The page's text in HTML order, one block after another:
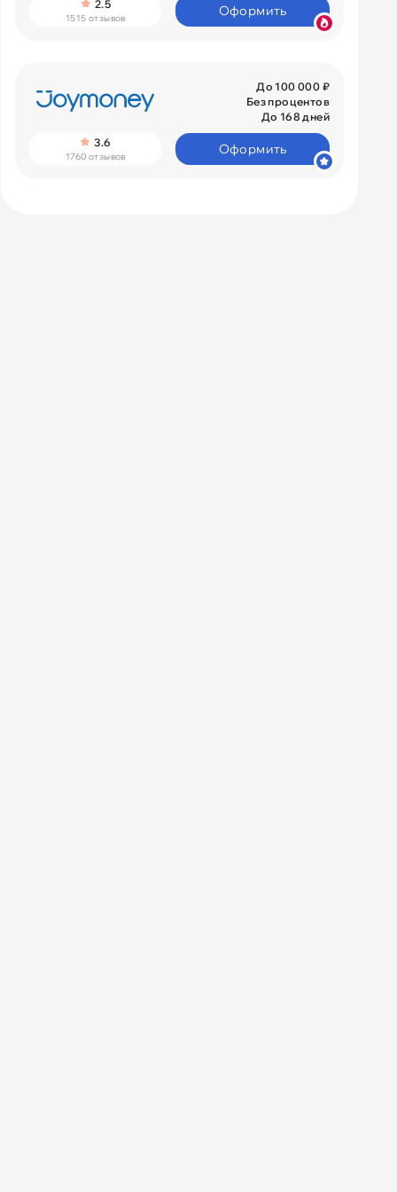
2.5
1515 отзывов Оформить
До 100 000 ₽
Без процентов
До 168 дней
3.6
1760 отзывов Оформить